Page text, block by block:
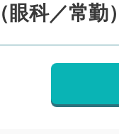
眼科／常勤